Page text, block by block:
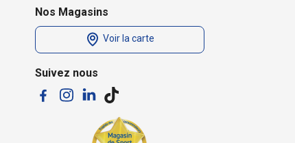
Nos Magasins
Voir la carte
Suivez nous